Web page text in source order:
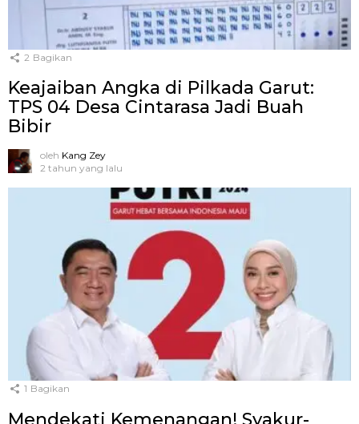
2 Bagikan
Keajaiban Angka di Pilkada Garut:
TPS 04 Desa Cintarasa Jadi Buah
Bibir
oleh Kang Zey
2 tahun yang lalu
1 Bagikan
Mendekati Kemenangan! Syakur-